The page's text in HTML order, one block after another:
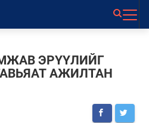
ЭРҮҮЛИЙГ
АЖИЛТАН